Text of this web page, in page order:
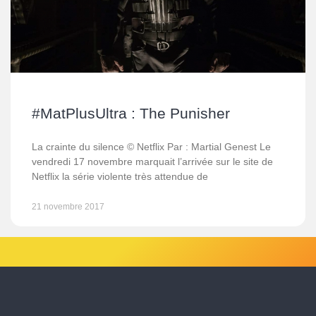
#MatPlusUltra : The Punisher
La crainte du silence © Netflix Par : Martial Genest Le
vendredi 17 novembre marquait l’arrivée sur le site de
Netflix la série violente très attendue de
21 novembre 2017